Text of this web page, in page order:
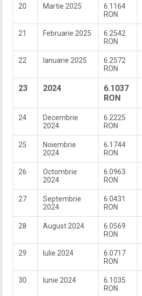
20 Martie 2025
6.1164
RON
21 Februarie 2025
6.2542
RON
22 Ianuarie 2025
6.2572
RON
23 2024
6.1037
RON
24
Decembrie
2024
6.2225
RON
25
Noiembrie
2024
6.1744
RON
26
Octombrie
2024
6.0963
RON
27
Septembrie
2024
6.0431
RON
28 August 2024
6.0569
RON
29 Iulie 2024
6.0717
RON
30 Iunie 2024
6.1035
RON